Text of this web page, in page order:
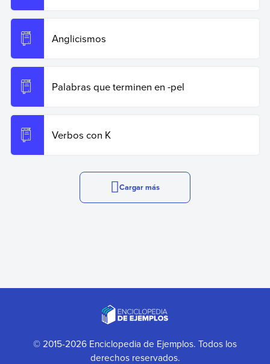
Anglicismos
Palabras que terminen en -pel
Verbos con K
Cargar más
© 2015-2026 Enciclopedia de Ejemplos. Todos los
derechos reservados.